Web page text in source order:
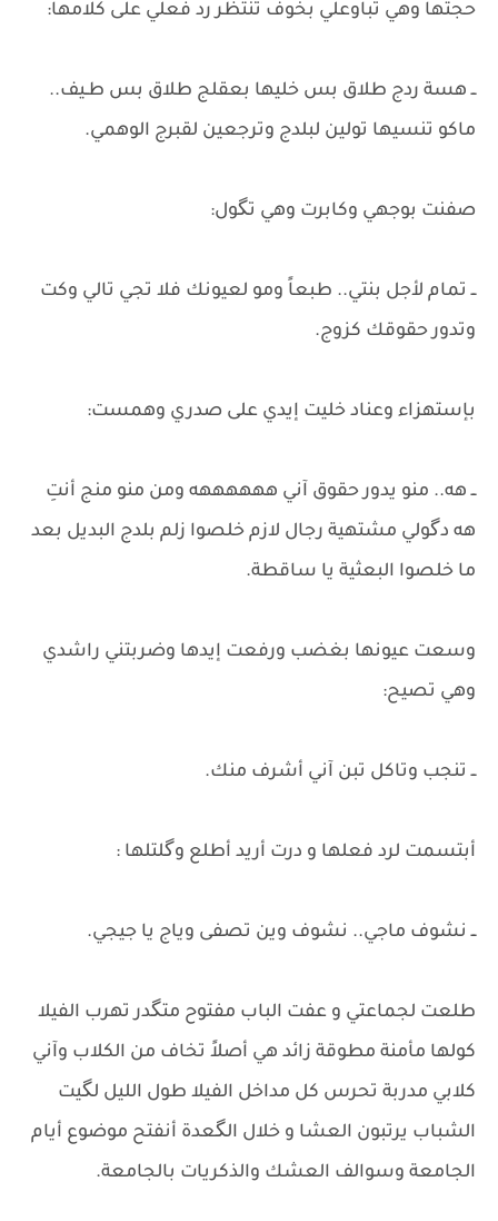
​حجتها وهي تباوعلي بخوف تنتظر رد فعلي على كلامها:
ــ هسة ردج طلاق بس خليها بعقلج طلاق بس طـيف..
ماكو تنسيها تولين لبلدج وترجعين لقبرج الوهمي.
​صفنت بوجهي وكابرت وهي تگول:
ــ تمام لأجل بنتي.. طبعاً ومو لعيونك فلا تجي تالي وكت
وتدور حقوقك كزوج.
​بإستهزاء وعناد خليت إيدي على صدري وهمست:
ــ هه.. منو يدور حقوق آني ههههههه ومن منو منج أنتِ
هه دگولي مشتهية رجال لازم خلصوا زلم بلدج البديل بعد
ما خلصوا البعثية يا ساقطة.
​وسعت عيونها بغضب ورفعت إيدها وضربتني راشدي
وهي تصيح:
ــ تنجب وتاكل تبن آني أشرف منك.
​أبتسمت لرد فعلها و درت أريد أطلع وگلتلها :
ــ نشوف ماجي.. نشوف وين تصفى وياج يا جيجي.
طلعت لجماعتي و عفت الباب مفتوح متگدر تهرب الفيلا
كولها مأمنة مطوقة زائد هي أصلاً تخاف من الكلاب وآني
كلابي مدربة تحرس كل مداخل الفيلا طول الليل ​لگيت
الشباب يرتبون العشا و خلال الگعدة أنفتح موضوع أيام
الجامعة وسوالف العشك والذكريات بالجامعة.